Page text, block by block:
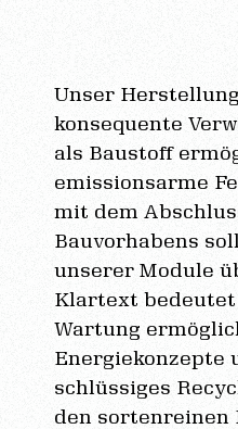
Unser
konsequente
als Baustoff
emissionsarme
mit dem
Bauvorhabens
unserer Module
Klartext bedeutet
Wartung
Energiekonzepte
schlüssiges
den sortenreinen